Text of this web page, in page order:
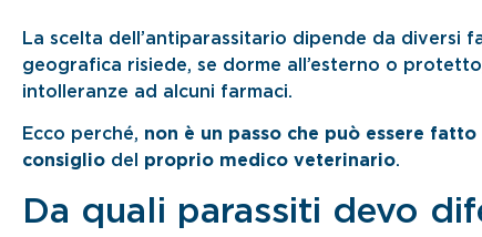
La scelta dell’antiparassitario dipende da diversi
geografica risiede, se dorme all’esterno o
intolleranze ad alcuni farmaci.
Ecco perché, non è un passo che può essere
consiglio del proprio medico veterinario.
Da quali parassiti devo